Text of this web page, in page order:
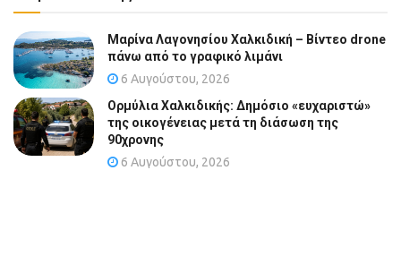
Μαρίνα Λαγονησίου Χαλκιδική – Βίντεο drone
πάνω από το γραφικό λιμάνι
6 Αυγούστου, 2026
Ορμύλια Χαλκιδικής: Δημόσιο «ευχαριστώ»
της οικογένειας μετά τη διάσωση της
90χρονης
6 Αυγούστου, 2026